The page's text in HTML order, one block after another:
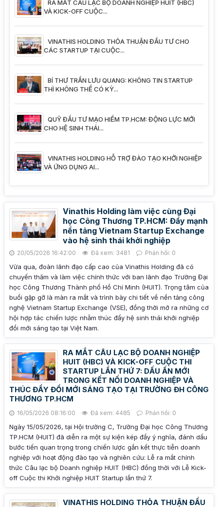
RA MẮT CÂU LẠC BỘ DOANH NGHIỆP HUIT (HBC)
VÀ KICK-OFF CUỘC...
VINATHIS HOLDING THỎA THUẬN ĐẦU TƯ CHO
CÁC STARTUP TẠI CUỘC...
BÍ THƯ TRẦN LƯU QUANG: KHÔNG TIN STARTUP
THÌ KHÔNG THỂ CÓ KỲ...
QUỸ ĐẦU TƯ MẠO HIỂM TP.HCM: ĐỘNG LỰC MỚI
CHO HỆ SINH THÁI...
VINATHIS HOLDING HỖ TRỢ ĐÀO TẠO KHỞI NGHIỆP
VÀ ỨNG DỤNG AI...
Vinathis Holding làm việc cùng Đại
học Công Thương TP.HCM: Đẩy mạnh
nền tảng Vietnam Startup Exchange
vào hệ sinh thái khởi nghiệp
20/05/2026 16:42:00 Đã xem: 3481 Phản hồi: 0
Vừa qua, đoàn lãnh đạo cấp cao của Vinathis Holding đã có
chuyến thăm và làm việc chính thức với ban lãnh đạo Trường Đại
học Công Thương Thành phố Hồ Chí Minh (HUIT). Trọng tâm của
buổi gặp gỡ là màn ra mắt và trình bày chi tiết về nền tảng công
nghệ Vietnam Startup Exchange (VSE), đồng thời mở ra những cơ
hội hợp tác chiến lược nhằm thúc đẩy hệ sinh thái khởi nghiệp
đổi mới sáng tạo tại Việt Nam.
RA MẮT CÂU LẠC BỘ DOANH NGHIỆP
HUIT (HBC) VÀ KICK-OFF CUỘC THI
STARTUP LẦN THỨ 7: DẤU ẤN MỚI
TRONG KẾT NỐI DOANH NGHIỆP VÀ
THÚC ĐẨY ĐỔI MỚI SÁNG TẠO TẠI TRƯỜNG ĐH CÔNG
THƯƠNG TP.HCM
16/05/2026 08:16:00 Đã xem: 4485 Phản hồi: 0
Ngày 15/05/2026, tại Hội trường C, Trường Đại học Công Thương
TP.HCM (HUIT) đã diễn ra một sự kiện kép đầy ý nghĩa, đánh dấu
bước tiến quan trọng trong chiến lược gắn kết thực tiễn doanh
nghiệp với hoạt động đào tạo và nghiên cứu: Lễ ra mắt chính
thức Câu lạc bộ Doanh nghiệp HUIT (HBC) đồng thời với Lễ Kick-
off Cuộc thi Khởi nghiệp HUIT Startup lần thứ 7.
VINATHIS HOLDING THỎA THUẬN ĐẦU